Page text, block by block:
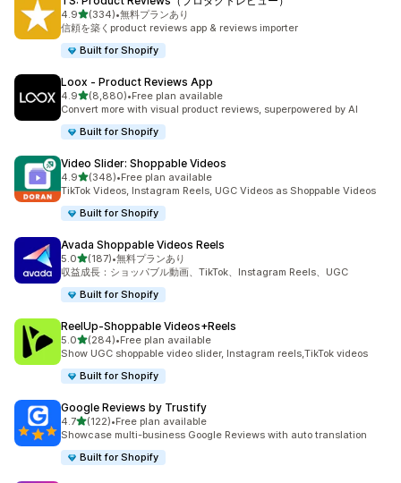
4.95つ星中
(334)
合計レビュー数：334件
•無料プランあり
信頼を築くproduct reviews app & reviews importer
Built for Shopify
Loox ‑ Product Reviews App
4.95つ星中
(8,880)
合計レビュー数：8880件
•Free plan available
Convert more with visual product reviews, superpowered by AI
Built for Shopify
Video Slider: Shoppable Videos
4.95つ星中
(348)
合計レビュー数：348件
•Free plan available
TikTok Videos, Instagram Reels, UGC Videos as Shoppable Videos
Built for Shopify
Avada Shoppable Videos Reels
5.05つ星中
(187)
合計レビュー数：187件
•無料プランあり
収益成長：ショッパブル動画、TikTok、Instagram Reels、UGC
Built for Shopify
ReelUp‑Shoppable Videos+Reels
5.05つ星中
(284)
合計レビュー数：284件
•Free plan available
Show UGC shoppable video slider, Instagram reels,TikTok videos
Built for Shopify
Google Reviews by Trustify
4.75つ星中
(122)
合計レビュー数：122件
•Free plan available
Showcase multi-business Google Reviews with auto translation
Built for Shopify